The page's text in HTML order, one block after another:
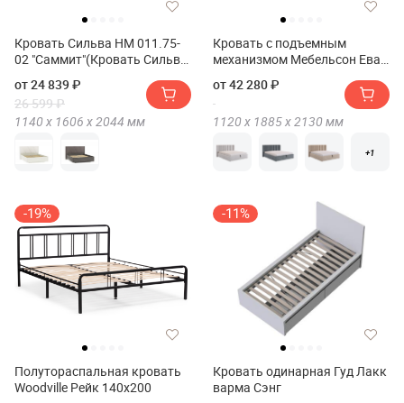
Кровать Сильва НМ 011.75-
02 "Саммит"(Кровать Сильва
от 24 839 ₽
26 599 ₽
1140 х 1606 х2044 мм
Кровать с подъемным
механизмом Мебельсон Ева
от 42 280 ₽
1120 х 1885 х2130 мм
+1
-19%
Полутораспальная кровать
Woodville Рейк 140х200
-11%
Кровать одинарная Гуд Лакк
варма Сэнг